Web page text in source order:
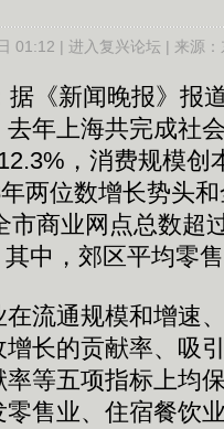
01:12 | 进入复兴论坛| 来源
《新闻晚报》报
年上海共完成社
，消费规模创
两位数增长势头
市商业网点总数超
中，郊区平均零
通规模和增速
长的贡献率、吸
等五项指标上均
售业、住宿餐饮